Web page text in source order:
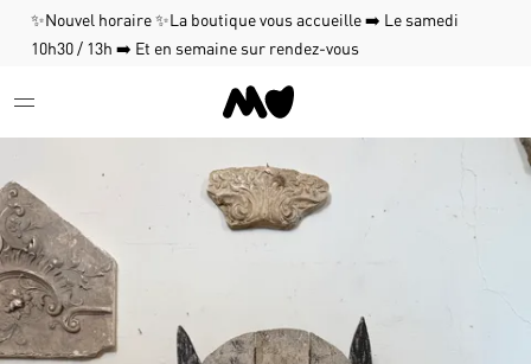
✨Nouvel horaire ✨La boutique vous accueille ➡️ Le samedi
10h30 / 13h ➡️ Et en semaine sur rendez-vous